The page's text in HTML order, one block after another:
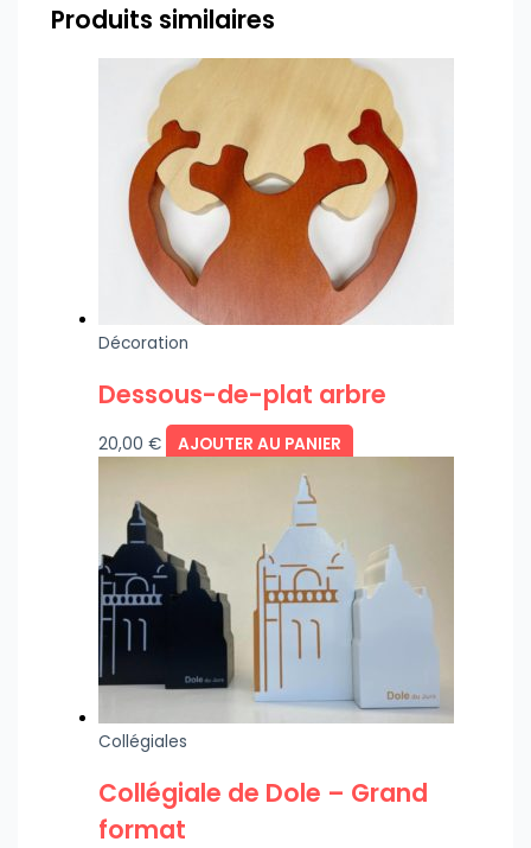
Produits similaires
Décoration
Dessous-de-plat arbre
20,00 € AJOUTER AU PANIER
Collégiales
Collégiale de Dole – Grand
format